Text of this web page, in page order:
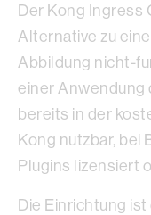
Der Kong
Alternative zu
Abbildung nicht-
einer Anwendung
bereits in der
Kong nutzbar, bei
Plugins lizensiert
Die Einrichtung